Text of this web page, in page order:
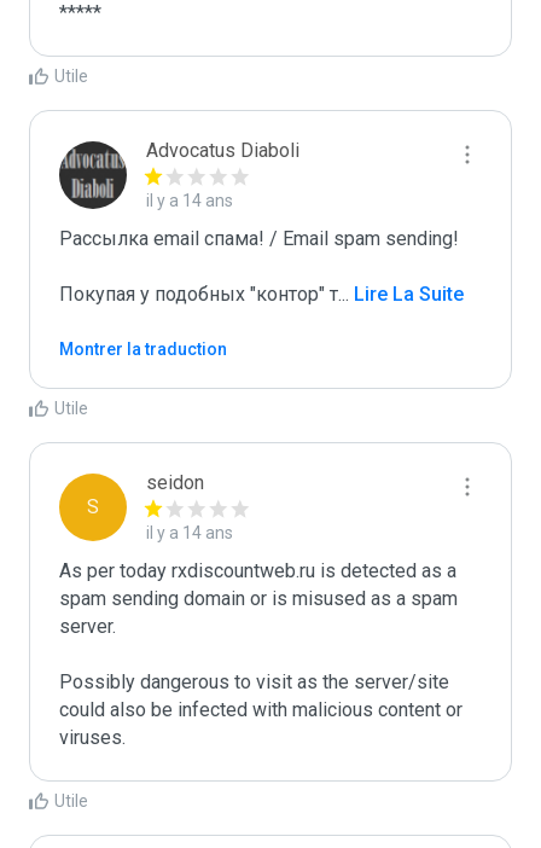
*****
Utile
Advocatus Diaboli
il y a 14 ans
Рассылка email спама! / Email spam sending!
Покупая у подобных "контор" т... Lire La Suite
Montrer la traduction
Utile
S
seidon
il y a 14 ans
As per today rxdiscountweb.ru is detected as a
spam sending domain or is misused as a spam
server.
Possibly dangerous to visit as the server/site
could also be infected with malicious content or
Utile